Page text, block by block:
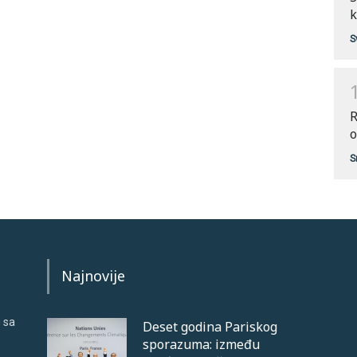
1
sa
Najnovije
Deset godina Pariskog
sporazuma: između